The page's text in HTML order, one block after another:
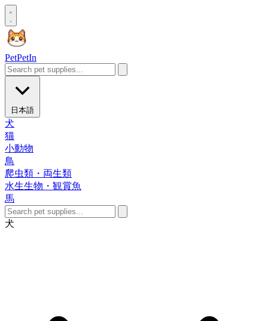
PetPetIn
日本語
犬
猫
小動物
鳥
爬虫類・両生類
水生生物・観賞魚
馬
犬